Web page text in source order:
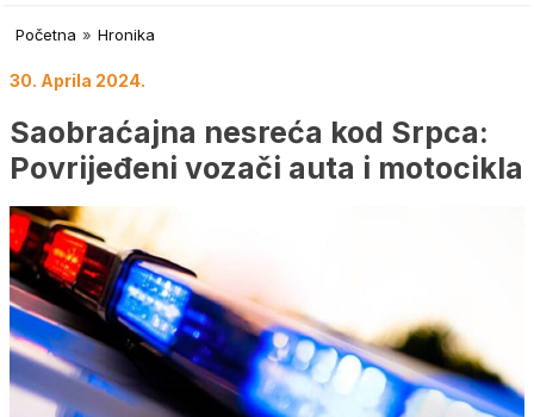
Početna » Hronika
30. Aprila 2024.
Saobraćajna nesreća kod Srpca:
Povrijeđeni vozači auta i motocikla